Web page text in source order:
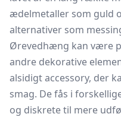
ædelmetaller som guld
alternativer som
Ørevedhæng kan være
andre dekorative
alsidigt accessory, der
smag. De fås i
og diskrete til mere